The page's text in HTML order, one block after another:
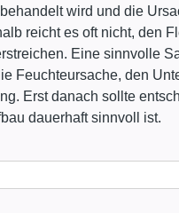
wird und die
reicht es oft nicht, den
Eine sinnvolle
Feuchteursache, den
Erst danach sollte
dauerhaft sinnvoll ist.